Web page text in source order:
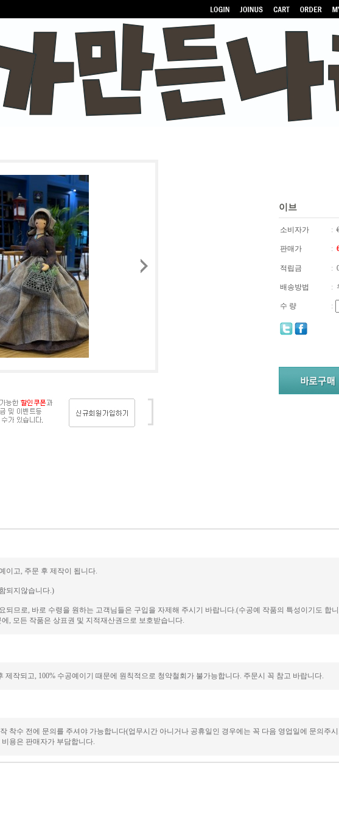
이브
소비자가 :
판매가 :
적립금 :
배송방법 :
수 량 :
이고, 주문 후 제작이 됩니다.
되지않습니다.)
되므로, 바로 수령을 원하는 고객님들은 구입을 자제해 주시기 바랍니다.(수공예 작품의 특성이기도 합
, 모든 작품은 상표권 및 지적재산권으로 보호받습니다.
작되고, 100% 수공예이기 때문에 원칙적으로 청약철회가 불가능합니다. 주문시 꼭 참고 바랍니다.
착수 전에 문의를 주셔야 가능합니다(업무시간 아니거나 공휴일인 경우에는 꼭 다음 영업일에 문의주
용은 판매자가 부담합니다.